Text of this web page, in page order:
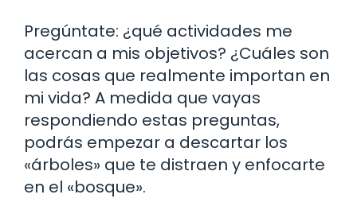
Pregúntate: ¿qué actividades me
acercan a mis objetivos? ¿Cuáles son
las cosas que realmente importan en
mi vida? A medida que vayas
respondiendo estas preguntas,
podrás empezar a descartar los
«árboles» que te distraen y enfocarte
en el «bosque».